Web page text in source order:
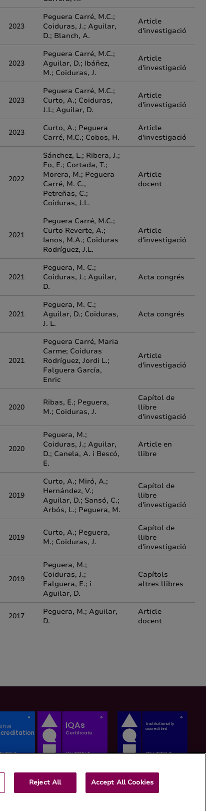
2023
Peguera Carré, M.C.;
Coiduras, J.; Aguilar,
D.; Blanch, A.
Article
d'investigació
2023
Peguera Carré, M.C.;
Aguilar, D.; Ibáñez,
M.; Coiduras, J.
Article
d'investigació
2023
Peguera Carré, M.C.;
Curto, A.; Coiduras,
J.L; Aguilar, D.
Article
d'investigació
2023
Curto, A.; Peguera
Carré, M.C.; Cobos, H.
Article
d'investigació
2022
Sánchez, L.; Ribera, J.;
Fo, E.; Cortada, T.;
Morera, M.; Peguera
Carré, M. C.,
Petreñas, C.;
Coiduras, J.L.
Article
docent
2021
Peguera Carré, M.C.;
Curto Reverte, A.;
Ianos, M.A.; Coiduras
Rodríguez, J.L.
Article
d'investigació
2021
Peguera, M. C.;
Coiduras, J.; Aguilar,
D.
Acta congrés
2021
Peguera, M. C.;
Aguilar, D.; Coiduras,
J. L.
Acta congrés
2021
Peguera Carré, Maria
Carme; Coiduras
Rodríguez, Jordi L.;
Falguera García,
Enric
Article
d'investigació
2020
Ribas, E.; Peguera,
M.; Coiduras, J.
Capítol de
llibre
d'investigació
2020
Peguera, M.;
Coiduras, J.; Aguilar,
D.; Canela, A. i Bescó,
E.
Article en
llibre
2019
Curto, A.; Miró, A.;
Hernández, V.;
Aguilar, D.; Sansó, C.;
Arbós, L.; Peguera, M.
Capítol de
llibre
d'investigació
2019
Curto, A.; Peguera,
M.; Coiduras, J.
Capítol de
llibre
d'investigació
2019
Peguera, M.;
Coiduras, J.;
Falguera, E.; i
Aguilar, D.
Capítols
altres llibres
2017
Peguera, M.; Aguilar,
D.
Article
docent
Reject All Accept All Cookies